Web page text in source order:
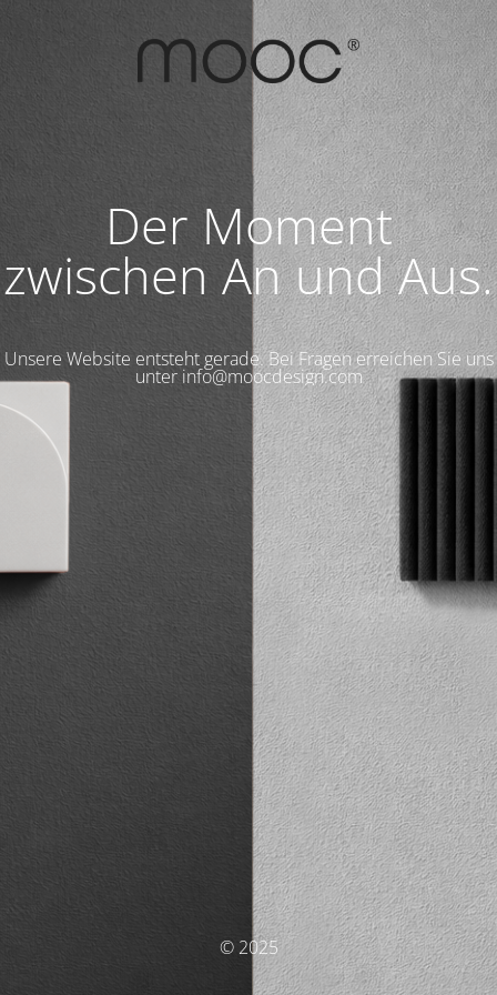
Der Moment
zwischen An und Aus.
Unsere Website entsteht gerade. Bei Fragen erreichen Sie uns
unter info@moocdesign.com
© 2025